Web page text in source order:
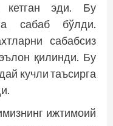
кетган эди. Бу
сабаб бўлди.
сабабсиз
қилинди. Бу
кучли таъсирга
ижтимоий